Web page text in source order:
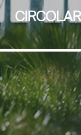
- Riciclaggio
presse per
- Raccolta di
il riciclaggio
-Riciclodei
imballaggi